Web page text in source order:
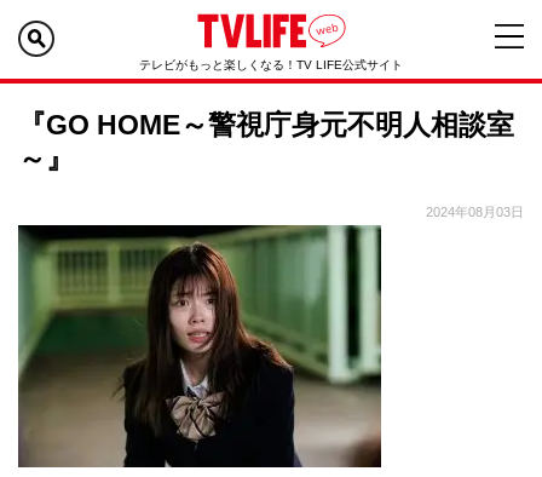
テレビがもっと楽しくなる！TV LIFE公式サイト
『GO HOME～警視庁身元不明人相談室
～』
2024年08月03日